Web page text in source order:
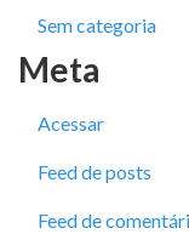
Sem categoria
Meta
Acessar
Feed de posts
Feed de